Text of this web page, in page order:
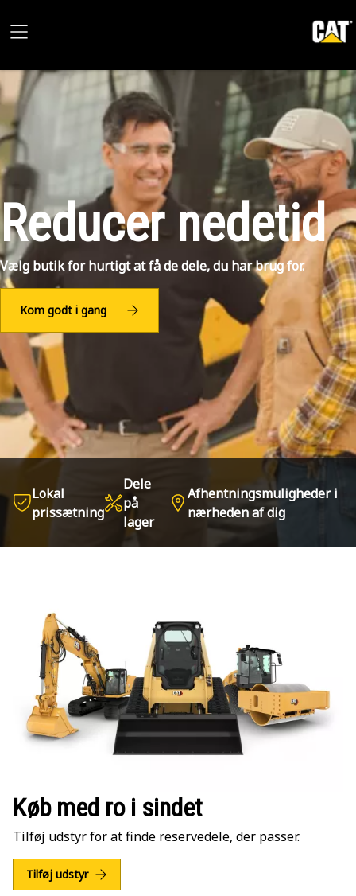
Reducer nedetid
Vælg butik for hurtigt at få de dele, du har brug for.
Kom godt i gang
Lokal
prissætning
Dele
på
lager
Afhentningsmuligheder i
nærheden af dig
Køb med ro i sindet
Tilføj udstyr for at finde reservedele, der passer.
Tilføj udstyr